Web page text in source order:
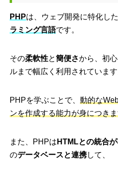
PHPは、ウェブ開発に特化し
ラミング言語です。
その柔軟性と簡便さから、初
ルまで幅広く利用されています
PHPを学ぶことで、 動的な
ンを作成する能力が身につきま
また、PHPは HTMLとの統合
のデータベースと連携して、